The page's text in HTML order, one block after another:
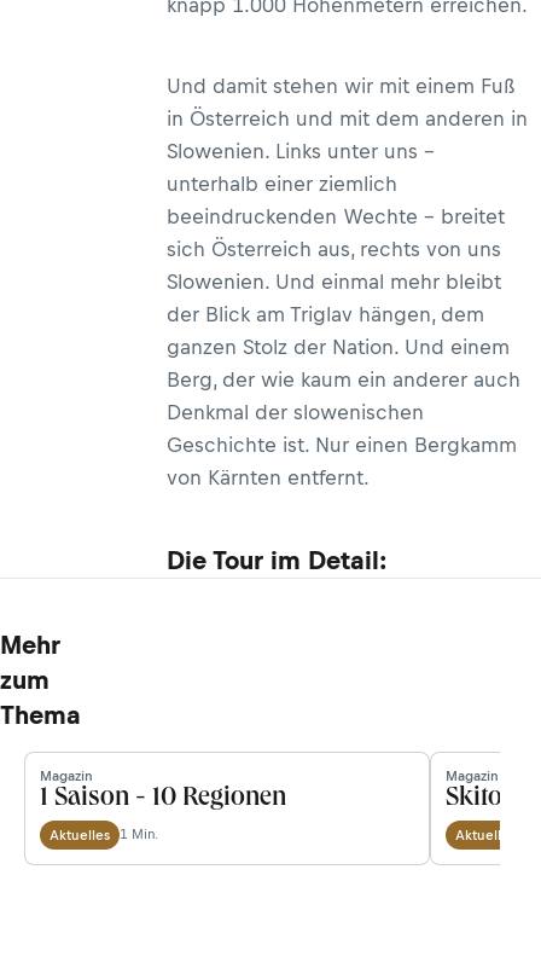
Und damit stehen wir mit einem Fuß
in Österreich und mit dem anderen in
Slowenien. Links unter uns –
unterhalb einer ziemlich
beeindruckenden Wechte – breitet
sich Österreich aus, rechts von uns
Slowenien. Und einmal mehr bleibt
der Blick am Triglav hängen, dem
ganzen Stolz der Nation. Und einem
Berg, der wie kaum ein anderer auch
Denkmal der slowenischen
Geschichte ist. Nur einen Bergkamm
von Kärnten entfernt.
Die Tour im Detail:
Mehr
zum
Thema
Magazin
1 Saison - 10 Regionen
Aktuelles 1 Min.
Magazin
Aktuelles